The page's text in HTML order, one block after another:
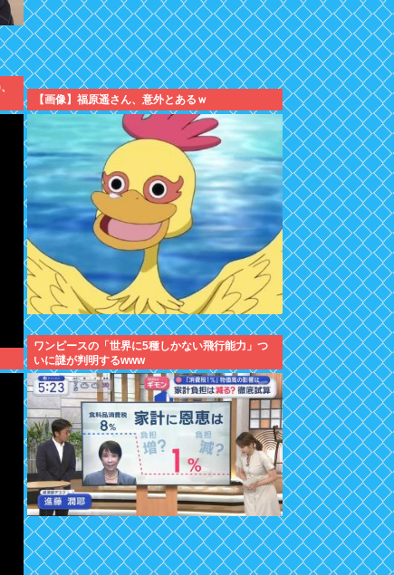
【画像】福原遥さん、意外とあるｗ
ワンピースの「世界に5種しかない飛行能力」つ
いに謎が判明するwww